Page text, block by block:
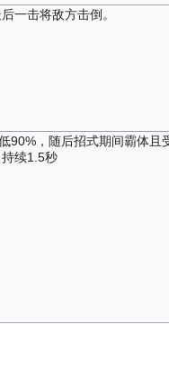
一击将敌方击倒。
90%，随后招式期间霸体且
续1.5秒